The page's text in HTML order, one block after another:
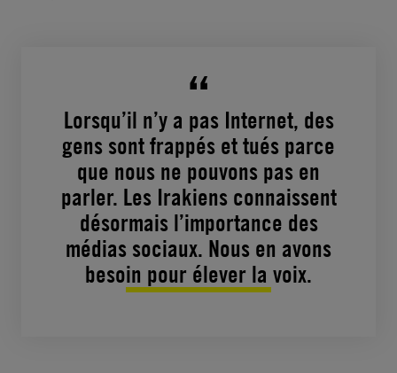
Lorsqu’il n’y a pas Internet, des
gens sont frappés et tués parce
que nous ne pouvons pas en
parler. Les Irakiens connaissent
désormais l’importance des
médias sociaux. Nous en avons
besoin pour élever la voix.